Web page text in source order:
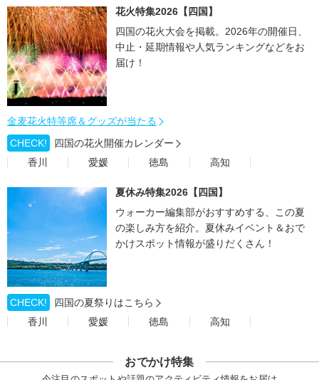
花火特集2026【四国】
四国の花火大会を掲載。2026年の開催日、
中止・延期情報や人気ランキングなどをお
届け！
金麦花火特等席＆グッズが当たる
CHECK!
四国の花火開催カレンダー
香川
愛媛 徳島 高知
夏休み特集2026【四国】
ウォーカー編集部がおすすめする、この夏
の楽しみ方を紹介。夏休みイベント＆おで
かけスポット情報が盛りだくさん！
CHECK!
四国の夏祭りはこちら
香川
愛媛 徳島 高知
おでかけ特集